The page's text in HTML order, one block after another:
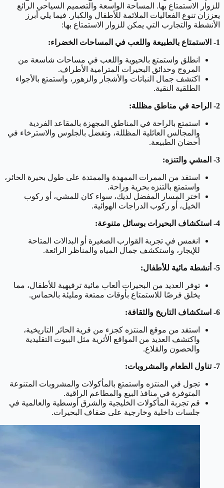
للزوار الاستمتاع بها. المساحة الواسعة والتصميم السياحي الرائع
يعززان تنوع الفعاليات الملائمة للأطفال والكبار. فيما يلي أبرز
الأنشطة والتجارب التي يمكن للزوار الاستمتاع بها:
1- الاستمتاع بالطبيعة واللعب في المساحات الخضراء:
انطلق واستمتع بالحيوية واللعب في مساحات شاسعة من
المروج وحدائق البحيرات المترامية الأطراف.
اكتشف جمال النباتات والأشجار والزهور، واستمتع بالأجواء
الطلقية النقية.
2- الراحة في مناطق مظللة:
استمتع بالراحة في المناطق المجهزة بالمقاعد الفردية
والمجالس العائلية المظللة، وتفضل بالجلوس والاسترخاء في
أحضان الطبيعة.
3- المشي والتنزه:
استفد من الممرات الممهدة والممتدة على طول بحيرة الحائر،
واستمتع بالتنزه بحرية وراحة.
اختر المسار المفضل لديك، سواء كان للمشي، أو ركوب
الخيل، أو ركوب الدراجات الهوائية.
4- استكشاف البحيرات بوسائل متنوعة:
انغمس في تجربة القوارب الصغيرة أو البدالات المتاحة
للإيجار، واستكشف جمال المياه والمناظر الرائعة.
5- أنشطة مائية للأطفال:
توفر العديد من البحيرات ألعاب مائية ترفيهية للأطفال، مما
يخلق فرصًا للاستمتاع بأوقات ممتعة ومليئة بالحماس.
6- استكشاف التاريخ والثقافة:
استفد من موقع المنتزه كجزء من قرية الحائر التاريخية،
واكتشف العديد من المواقع الأثرية مثل البيوت التقليدية
والحصون والقلاع.
7- تناول الطعام والمشروبات:
تجول في المنتزه واستمتع بالمأكولات والمشروبات المتنوعة
المتوفرة في منافذ البيع والمطاعم الراقية.
قم تجربة المأكولات الخليجية والشرق أوسطية والعالمية في
جلسات داخلية وخارجية على ضفاف البحيرات.